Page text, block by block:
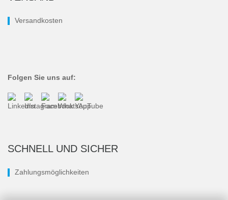
Versandkosten
Folgen Sie uns auf:
SCHNELL UND SICHER
Zahlungsmöglichkeiten